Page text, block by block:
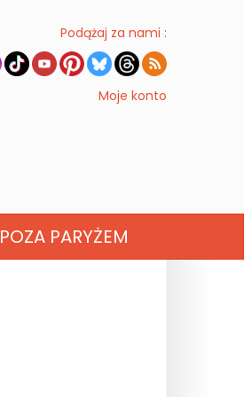
Podążaj za nami :
Moje konto
POZA PARYŻEM